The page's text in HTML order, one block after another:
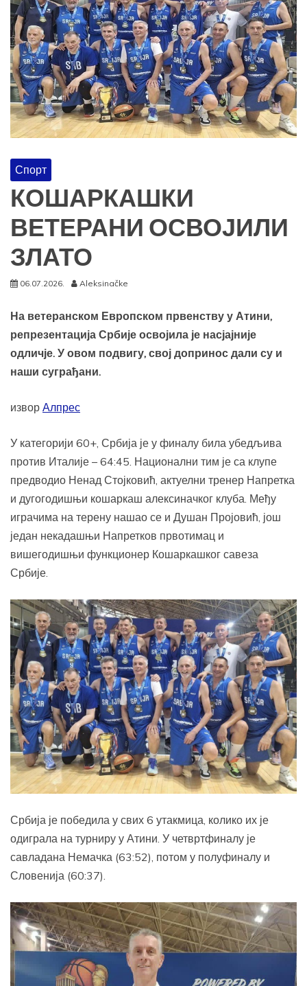
Спорт
КОШАРКАШКИ
ВЕТЕРАНИ ОСВОЈИЛИ
ЗЛАТО
06.07.2026. Aleksinačke
На ветеранском Европском првенству у Атини,
репрезентација Србије освојила је насјајније
одличје. У овом подвигу, свој допринос дали су и
наши суграђани.
извор Алпрес
У категорији 60+, Србија је у финалу била убедљива
против Италије – 64:45. Национални тим је са клупе
предводио Ненад Стојковић, актуелни тренер Напретка
и дугогодишњи кошаркаш алексиначког клуба. Међу
играчима на терену нашао се и Душан Пројовић, још
један некадашњи Напретков првотимац и
вишегодишњи функционер Кошаркашког савеза
Србије.
Србија је победила у свих 6 утакмица, колико их је
одиграла на турниру у Атини. У четвртфиналу је
савладана Немачка (63:52), потом у полуфиналу и
Словенија (60:37).